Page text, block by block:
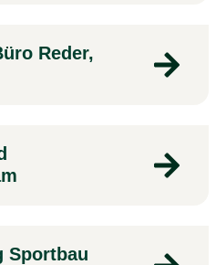
Reder,
Sportbau